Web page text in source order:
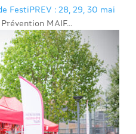
FestiPREV : 28, 29, 30 mai
MAIF...